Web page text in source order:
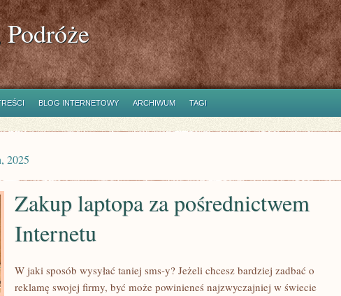
BLOG INTERNETOWY ARCHIWUM TAGI
2025
Zakup laptopa za pośrednictwem
Internetu
W jaki sposób wysyłać taniej sms-y? Jeżeli chcesz bardziej zadbać o
reklamę swojej firmy, być może powinieneś najzwyczajniej w świecie